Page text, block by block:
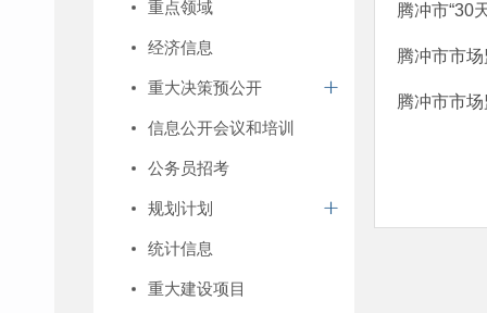
重点领域
经济信息
重大决策预公开
信息公开会议和培训
公务员招考
规划计划
统计信息
重大建设项目
腾冲市“30
腾冲市市
腾冲市市